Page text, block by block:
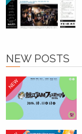
NEW POSTS